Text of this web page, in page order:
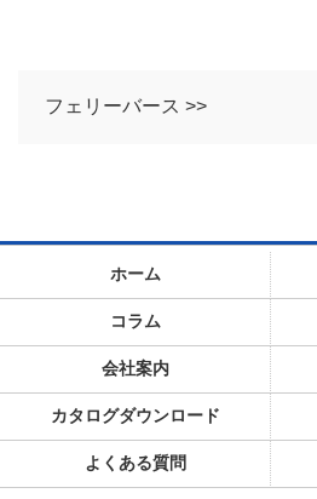
フェリーバース >>
ホーム
コラム
会社案内
カタログダウンロード
よくある質問